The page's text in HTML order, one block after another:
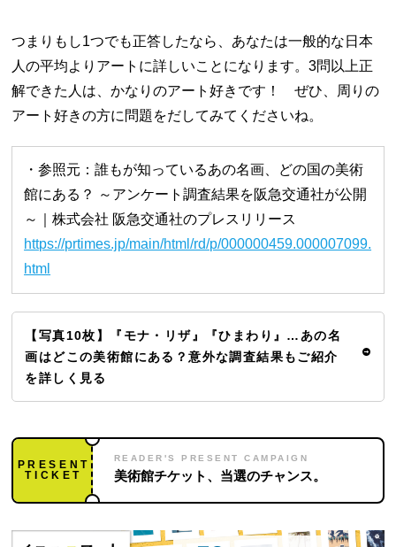
つまりもし1つでも正答したなら、あなたは一般的な日本
人の平均よりアートに詳しいことになります。3問以上正
解できた人は、かなりのアート好きです！ ぜひ、周りの
アート好きの方に問題をだしてみてくださいね。
・参照元：誰もが知っているあの名画、どの国の美術
館にある？ ～アンケート調査結果を阪急交通社が公開
～｜株式会社 阪急交通社のプレスリリース
https://prtimes.jp/main/html/rd/p/000000459.000007099.
html
【写真10枚】『モナ・リザ』『ひまわり』…あの名
画はどこの美術館にある？意外な調査結果もご紹介
を詳しく見る
PRESENT
TICKET
READER'S PRESENT CAMPAIGN
美術館チケット、当選のチャンス。